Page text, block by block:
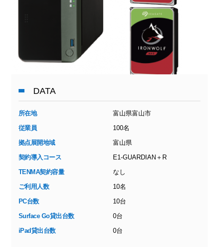
DATA
所在地
富山県富山市
従業員
100名
拠点展開地域
富山県
契約導入コース
E1-GUARDIAN＋R
TENMA契約容量
なし
ご利用人数
10名
PC台数
10台
Surface Go貸出台数
0台
iPad貸出台数
0台